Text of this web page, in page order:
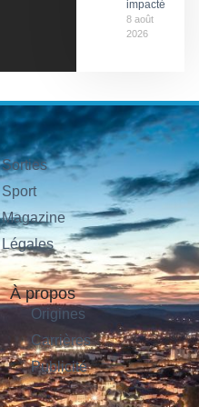
impactés
8 août
2026
Sorties
Sport
Magazine
Légales
À propos
Origines
Carrières
Publicité